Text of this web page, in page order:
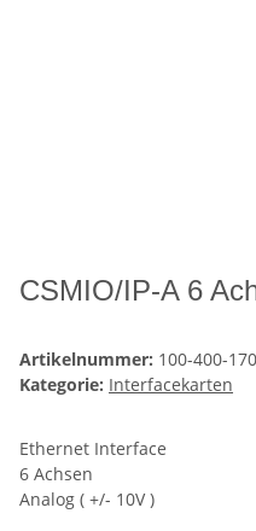
CSMIO/IP-A 6
Artikelnummer: 100-400-170
Kategorie: Interfacekarten
Ethernet Interface
6 Achsen
Analog ( +/- 10V )